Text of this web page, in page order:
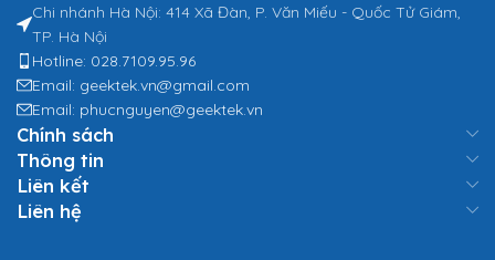
Chi nhánh Hà Nội: 414 Xã Đàn, P. Văn Miếu - Quốc Tử Giám,
TP. Hà Nội
Hotline: 028.7109.95.96
Email: geektek.vn@gmail.com
Email: phucnguyen@geektek.vn
Chính sách
Thông tin
Liên kết
Liên hệ